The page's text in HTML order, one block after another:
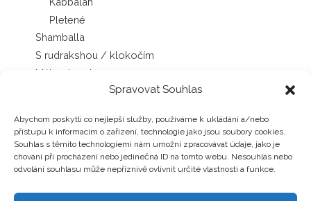
Spravovat Souhlas
Abychom poskytli co nejlepší služby, používáme k ukládání a/nebo
přístupu k informacím o zařízení, technologie jako jsou soubory cookies.
Souhlas s těmito technologiemi nám umožní zpracovávat údaje, jako je
chování při procházení nebo jedinečná ID na tomto webu. Nesouhlas nebo
odvolání souhlasu může nepříznivě ovlivnit určité vlastnosti a funkce.
Pletené
Shamballa
S rudrakshou / klokočím
Mála náramky
Japa Mála náhrdelníky
Chokery
Šňůrkové náhrdelníky